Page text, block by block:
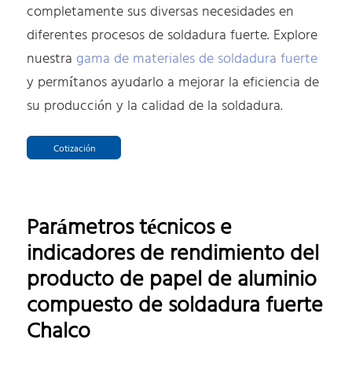
completamente sus diversas necesidades en
diferentes procesos de soldadura fuerte. Explore
nuestragama de materiales de soldadura fuerte
y permítanos ayudarlo a mejorar la eficiencia de
su producción y la calidad de la soldadura.
Cotización
Parámetros técnicos e
indicadores de rendimiento del
producto de papel de aluminio
compuesto de soldadura fuerte
Chalco